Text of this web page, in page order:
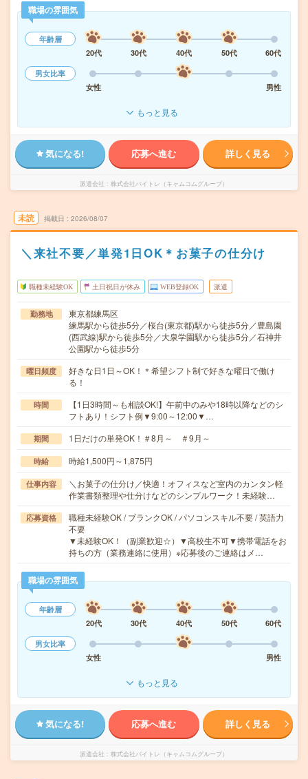
職場の雰囲気
年齢層
20代
30代 40代 50代
60代
男女比率
女性
男性
もっと見る
気になる! 応募へ進む 詳しく見る
派遣会社 株式会社バイトレ（キャムコムグループ）
未読 掲載日 2026/08/07
＼来社不要／単発1日OK＊お菓子の仕分け
職種未経験OK 土日祝日が休み WEB登録OK 派遣
勤務地
東京都練馬区
練馬駅から徒歩5分／桜台(東京都)駅から徒歩5分／豊島園
(西武線)駅から徒歩5分／大泉学園駅から徒歩5分／石神井
公園駅から徒歩5分
曜日頻度
好きな日1日～OK！＊希望シフト制で好きな曜日で働け
る！
時間
【1日3時間～も相談OK!】午前中のみや18時以降などのシ
フトあり！シフト例▼9:00～12:00▼…
期間 1日だけの単発OK！＃8月～ ＃9月～
時給 時給1,500円～1,875円
仕事内容
＼お菓子の仕分け／快適！オフィスなど室内のカンタン軽
作業書類整理や仕分けなどのシンプルワーク！未経験…
応募資格
職種未経験OK / ブランクOK / パソコンスキル不要 / 英語力
不要
▼未経験OK！（副業歓迎☆）▼高校生不可▼携帯電話をお
持ちの方（業務連絡に使用）※応募後のご連絡はメ…
職場の雰囲気
年齢層
20代
30代 40代 50代
60代
男女比率
女性
男性
もっと見る
気になる! 応募へ進む 詳しく見る
派遣会社 株式会社バイトレ（キャムコムグループ）